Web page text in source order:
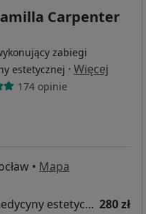
Carpenter
zabiegi
estetycznej · Więcej
174 opinie
• Mapa
Konsultacja z zakresu medycyny estetycznej 280 zł